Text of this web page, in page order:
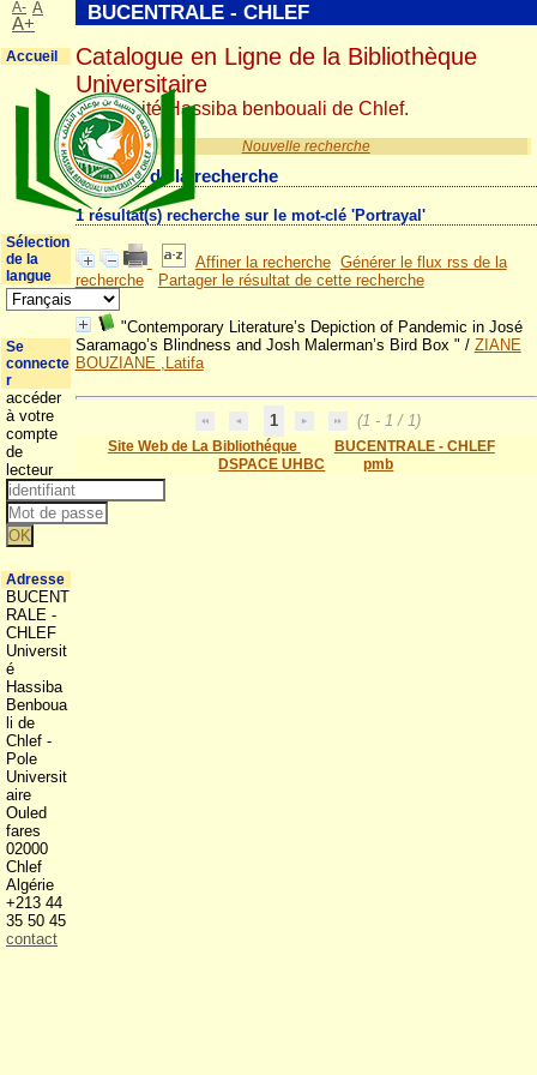
Nouvelle recherche
Résultat de la recherche
1 résultat(s) recherche sur le mot-clé 'Portrayal'
Affiner la recherche Générer le flux rss de la
recherche
Partager le résultat de cette recherche
"Contemporary Literature’s Depiction of Pandemic in José
Saramago’s Blindness and Josh Malerman’s Bird Box " / ZIANE
BOUZIANE ,Latifa
1 (1 - 1 / 1)
Site Web de La Bibliothéque
BUCENTRALE - CHLEF
DSPACE UHBC
pmb
BUCENTRALE - CHLEF
Catalogue en Ligne de la Bibliothèque
Universitaire
Université Hassiba benbouali de Chlef.
A- A
A+
Accueil
Sélection
de la
langue
Se
connecte
r
accéder
à votre
compte
de
lecteur
Adresse
BUCENT
RALE -
CHLEF
Universit
é
Hassiba
Benboua
li de
Chlef -
Pole
Universit
aire
Ouled
fares
02000
Chlef
Algérie
+213 44
35 50 45
contact